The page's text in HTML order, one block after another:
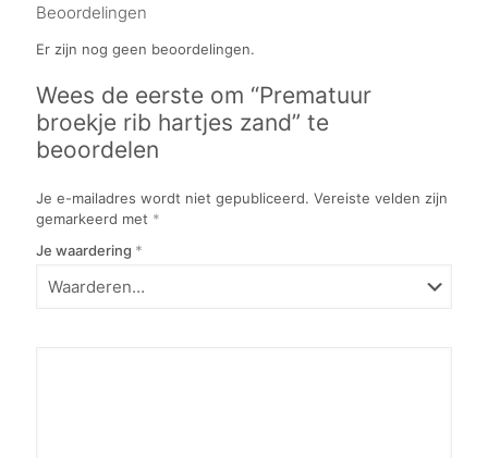
Beoordelingen
Er zijn nog geen beoordelingen.
Wees de eerste om “Prematuur
broekje rib hartjes zand” te
beoordelen
Je e-mailadres wordt niet gepubliceerd. Vereiste velden zijn
gemarkeerd met *
Je waardering *